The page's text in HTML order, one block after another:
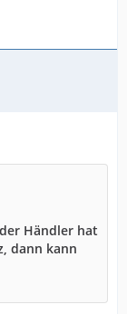
der Händler hat
dann kann